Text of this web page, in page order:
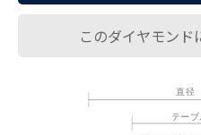
このダイヤモン